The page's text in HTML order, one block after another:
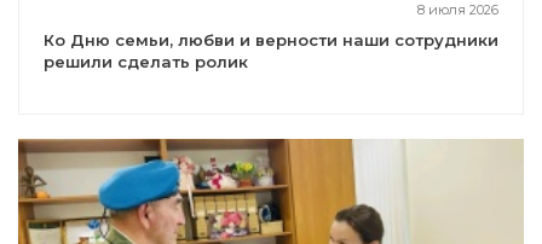
8 июля 2026
Ко Дню семьи, любви и верности наши сотрудники
решили сделать ролик